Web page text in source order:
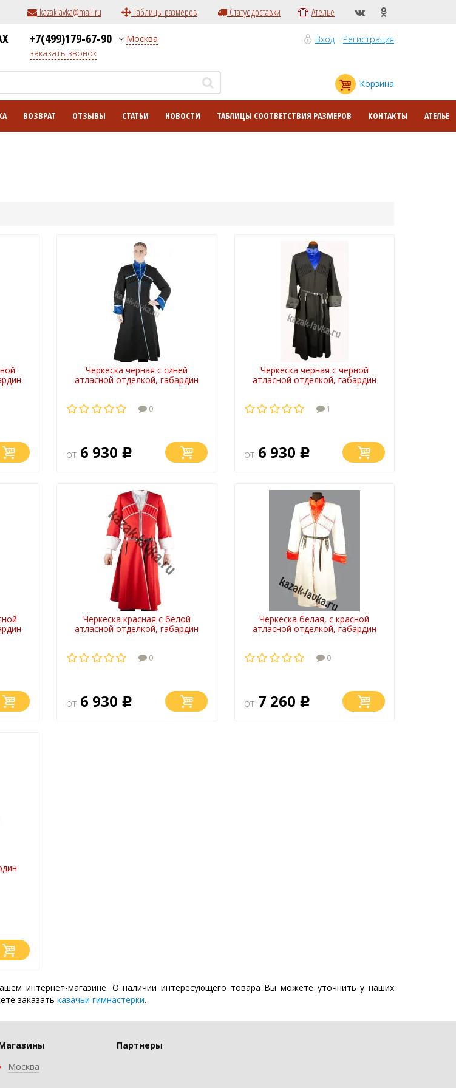
kazaklavka@mail.ru Таблицы размеров Статус доставки Ателье
+7(499)179-67-90
заказать звонок
Москва Вход Регистрация
Корзина
ВОЗВРАТ ОТЗЫВЫ СТАТЬИ НОВОСТИ ТАБЛИЦЫ СООТВЕТСТВИЯ РАЗМЕРОВ КОНТАКТЫ АТЕЛЬЕ
Черкеска черная с синей
атласной отделкой, габардин
0
от 6 930 Р
Черкеска черная с черной
атласной отделкой, габардин
1
от6 930 Р
Черкеска красная с белой
атласной отделкой, габардин
0
от 6 930 Р
Черкеска белая, с красной
атласной отделкой, габардин
0
от7 260 Р
интернет-магазине. О наличии интересующего товара Вы можете уточнить у наших
заказать казачьи гимнастерки.
Москва
Партнеры